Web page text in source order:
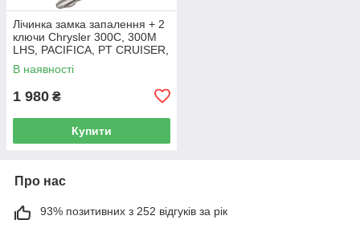
Лічинка замка запалення + 2
ключи Chrysler 300C, 300M
LHS, PACIFICA, PT CRUISER,
SEBRING 5003843AB
В наявності
1 980 ₴
Купити
Про нас
93% позитивних з 252 відгуків за рік